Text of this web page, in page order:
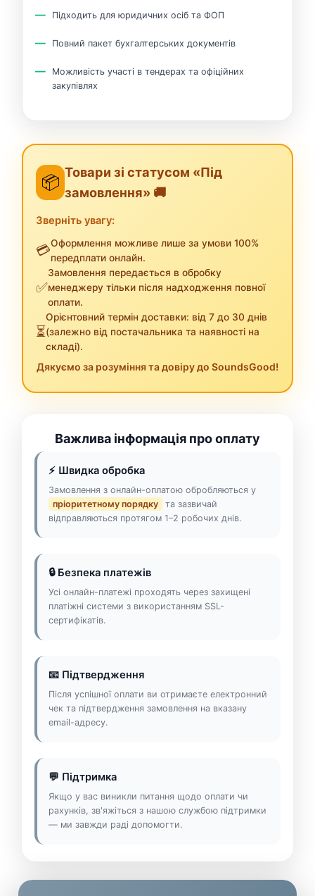
Підходить для юридичних осіб та ФОП
Повний пакет бухгалтерських документів
Можливість участі в тендерах та офіційних
закупівлях
📦 Товари зі статусом «Під
замовлення» 🚚
Зверніть увагу:
💳Оформлення можливе лише за умови 100%
передплати онлайн.
✅
Замовлення передається в обробку
менеджеру тільки після надходження повної
оплати.
⏳
Орієнтовний термін доставки: від 7 до 30 днів
(залежно від постачальника та наявності на
складі).
Дякуємо за розуміння та довіру до SoundsGood!
Важлива інформація про оплату
⚡ Швидка обробка
Замовлення з онлайн-оплатою обробляються у
пріоритетному порядку
та зазвичай
відправляються протягом 1–2 робочих днів.
🔒 Безпека платежів
Усі онлайн-платежі проходять через захищені
платіжні системи з використанням SSL-
сертифікатів.
📧 Підтвердження
Після успішної оплати ви отримаєте електронний
чек та підтвердження замовлення на вказану
email-адресу.
💬 Підтримка
Якщо у вас виникли питання щодо оплати чи
рахунків, зв'яжіться з нашою службою підтримки
— ми завжди раді допомогти.